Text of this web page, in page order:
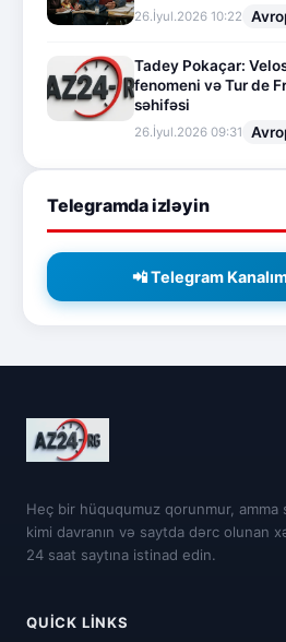
26.İyul.2026 10:22
Tadey Pokaçar:
fenomeni və Tur de
səhifəsi
26.İyul.2026 09:31
Telegramda izləyin
📲 Telegram
Heç bir hüququmuz qorunmur,
kimi davranın və saytda dərc olunan
24 saat saytına istinad edin.
QUICK LINKS